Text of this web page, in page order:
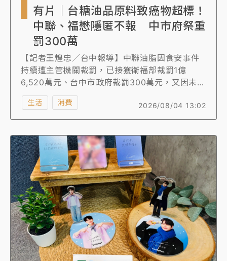
有片｜台糖油品原料致癌物超標！
中聯、福懋隱匿不報 中市府祭重
罰300萬
【記者王煌忠／台中報導】中聯油脂因食安事件
持續遭主管機關裁罰，已接獲衛福部裁罰1億
6,520萬元、台中市政府裁罰300萬元，又因未依
要求呈報4月1日生產的沙拉油批次，導致相關產
品未被納入預防性下架名單，再遭食藥署裁罰
300萬元。
昨天中聯再度因為明知台糖採購、受託製造的油
品原料檢出第一級致癌物，卻在獲知檢驗結果後
未通報，遭台中市府裁處300萬元罰鍰，累計已
被罰1.742億元。
2026/08/04 13:02
生活 消費